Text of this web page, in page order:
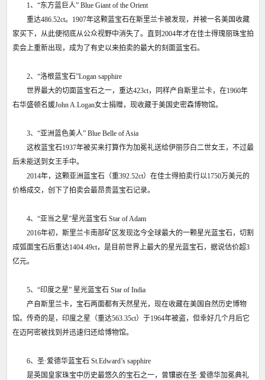
1、“东方蓝巨人” Blue Giant of the Orient
重达486.52ct。1907年这颗蓝宝石在斯里兰卡被发现，并被一名美国收藏
家买下，从此便彻底从公众视野中消失了。直到2004年才在佳士得瑰丽珠宝拍
卖会上重新出现，成为了有史以来拍卖的最大的刻面蓝宝石。
2、“洛根蓝宝石”Logan sapphire
世界最大的切面蓝宝石之一，重达423ct，同样产自斯里兰卡，在1960年
右华盛顿名媛John A.Logan女士捐赠，现收藏于美国史密森博物馆。
3、“亚洲蓝色美人” Blue Belle of Asia
这枚蓝宝石1937年被买来打算作为加冕礼送给伊丽莎白二世女王，不过最
后未能送到女王手中。
2014年，这颗亚洲蓝宝石（重392.52ct）在佳士得拍卖行以1750万美元的
价格成交，创下了拍卖会最昂贵蓝宝石记录。
4、“亚当之星”星光蓝宝石 Star of Adam
2016年初，斯里兰卡南部矿区发现迄今全球最大的一颗星光蓝宝石，切割
成弧面宝石后重达1404.49ct，是目前世界上最大的星光蓝宝石，据说估价超3
亿元。
5、“印度之星” 星光蓝宝石 Star of India
产自斯里兰卡，宝石两面都有天然星光，现在收藏在美国自然历史博物
馆。传奇的是，印度之星（重达563.35ct）于1964年被盗，但幸好几个月后它
在迈阿密被找到并迅速归还给博物馆。
6、圣·爱德华蓝宝石 St.Edward’s sapphire
是英国皇家珠宝中历史最悠久的宝石之一，曾镶嵌在圣·爱德华加冕典礼